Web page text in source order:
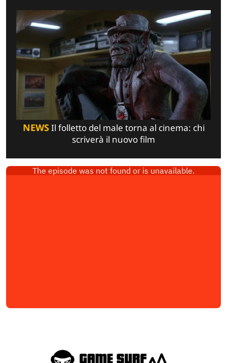
NEWSIl folletto del male torna al cinema: chi
scriverà il nuovo film